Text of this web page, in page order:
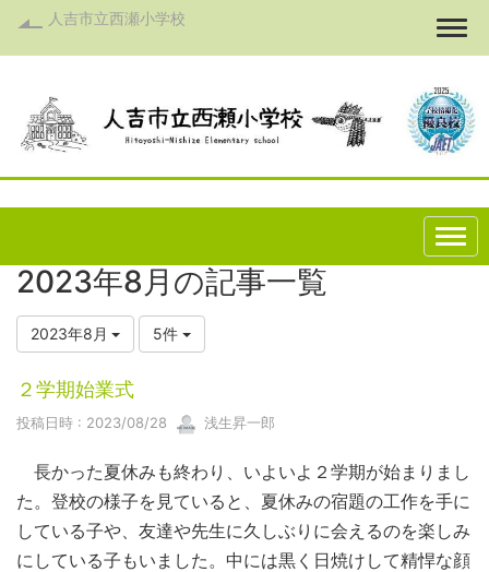
人吉市立西瀬小学校
2023年8月の記事一覧
2023年8月 5件
２学期始業式
投稿日時 : 2023/08/28 浅生昇一郎
長かった夏休みも終わり、いよいよ２学期が始まりまし
た。登校の様子を見ていると、夏休みの宿題の工作を手に
している子や、友達や先生に久しぶりに会えるのを楽しみ
にしている子もいました。中には黒く日焼けして精悍な顔